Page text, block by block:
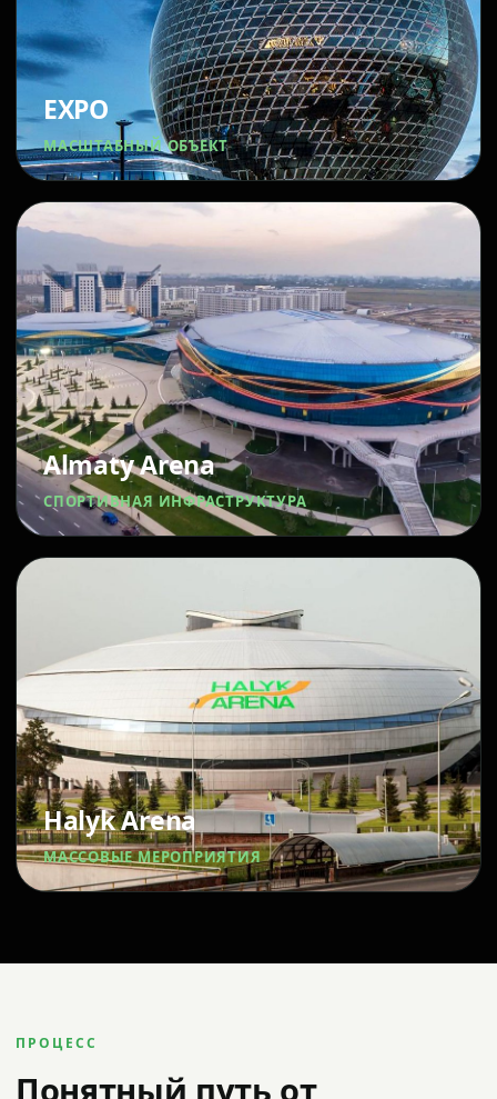
EXPO
МАСШТАБНЫЙ ОБЪЕКТ
Almaty Arena
СПОРТИВНАЯ ИНФРАСТРУКТУРА
Halyk Arena
МАССОВЫЕ МЕРОПРИЯТИЯ
ПРОЦЕСС
Понятный путь от